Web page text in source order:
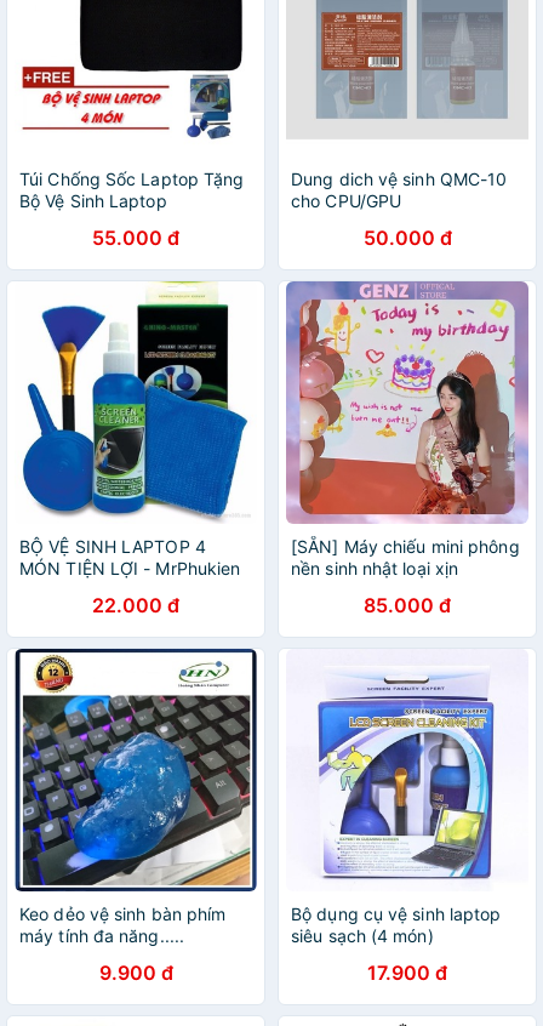
Túi Chống Sốc Laptop Tặng
Bộ Vệ Sinh Laptop
55.000 đ
Dung dich vệ sinh QMC-10
cho CPU/GPU
50.000 đ
BỘ VỆ SINH LAPTOP 4
MÓN TIỆN LỢI - MrPhukien
22.000 đ
[SẴN] Máy chiếu mini phông
nền sinh nhật loại xịn
85.000 đ
Keo dẻo vệ sinh bàn phím
máy tính đa năng.....
9.900 đ
Bộ dụng cụ vệ sinh laptop
siêu sạch (4 món)
17.900 đ